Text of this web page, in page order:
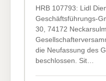
HRB 107793: Lidl
Geschäftsführungs-
30, 74172
die Neufassung des
beschlossen. Sit…